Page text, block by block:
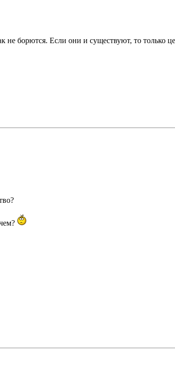
борются. Если они и существуют, то только